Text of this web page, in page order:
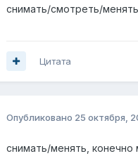
снимать/смотреть/менять
Цитата
Опубликовано 25 октября,
снимать/менять,